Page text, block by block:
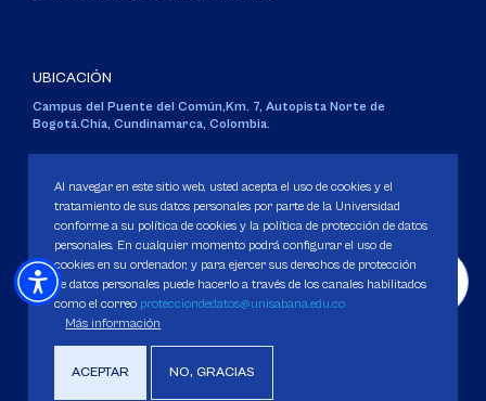
UBICACIÓN
Campus del Puente del Común,Km. 7, Autopista Norte de
Bogotá.Chía, Cundinamarca, Colombia.
Personería Jurídica:Resolución 130 del 14 de enero de 1980.
Ministerio de Educación Nacional.
Política de Protección de datos
Derechos Pecuniarios
Al navegar en este sitio web, usted acepta el uso de cookies y el
tratamiento de sus datos personales por parte de la Universidad
conforme a su política de cookies y la política de protección de datos
personales. En cualquier momento podrá configurar el uso de
cookies en su ordenador, y para ejercer sus derechos de protección
de datos personales puede hacerlo a través de los canales habilitados
como el correo protecciondedatos@unisabana.edu.co
Más información
ACEPTAR NO, GRACIAS